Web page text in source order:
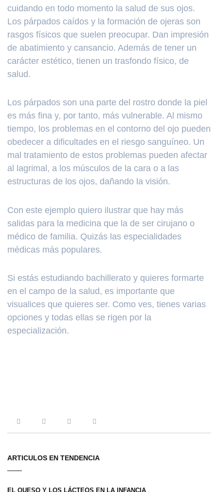
cuidando en todo momento la salud de sus ojos.
Los párpados caídos y la formación de ojeras son
rasgos físicos que suelen preocupar. Dan impresión
de abatimiento y cansancio. Además de tener un
carácter estético, tienen un trasfondo físico, de
salud.
Los párpados son una parte del rostro donde la piel
es más fina y, por tanto, más vulnerable. Al mismo
tiempo, los problemas en el contorno del ojo pueden
obedecer a dificultades en el riesgo sanguíneo. Un
mal tratamiento de estos problemas pueden afectar
al lagrimal, a los músculos de la cara o a las
estructuras de los ojos, dañando la visión.
Con este ejemplo quiero ilustrar que hay más
salidas para la medicina que la de ser cirujano o
médico de familia. Quizás las especialidades
médicas más populares.
Si estás estudiando bachillerato y quieres formarte
en el campo de la salud, es importante que
visualices que quieres ser. Como ves, tienes varias
opciones y todas ellas se rigen por la
especialización.
ARTICULOS EN TENDENCIA
EL QUESO Y LOS LÁCTEOS EN LA INFANCIA